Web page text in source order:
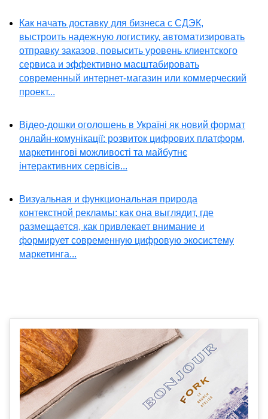
Как начать доставку для бизнеса с СДЭК,
выстроить надежную логистику, автоматизировать
отправку заказов, повысить уровень клиентского
сервиса и эффективно масштабировать
современный интернет-магазин или коммерческий
проект...
Відео-дошки оголошень в Україні як новий формат
онлайн-комунікації: розвиток цифрових платформ,
маркетингові можливості та майбутнє
інтерактивних сервісів...
Визуальная и функциональная природа
контекстной рекламы: как она выглядит, где
размещается, как привлекает внимание и
формирует современную цифровую экосистему
маркетинга...